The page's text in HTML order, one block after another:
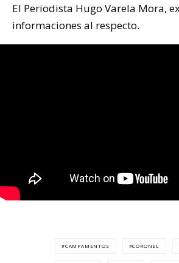
El Periodista Hugo Varela Mora,
informaciones al respecto.
CAMPAMENTOS CORONEL